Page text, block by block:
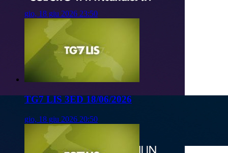
gio, 18 giu 2026 23:50
TG7 LIS 3ED 18/06/2026
gio, 18 giu 2026 20:50